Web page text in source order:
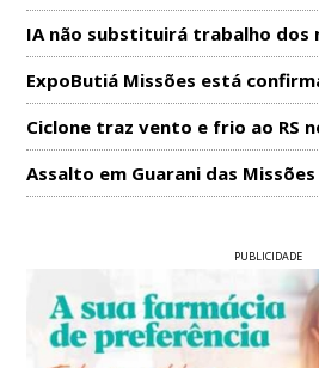
IA não substituirá trabalho dos
ExpoButiá Missões está
Ciclone traz vento e frio ao RS
Assalto em Guarani das
PUBLICIDADE